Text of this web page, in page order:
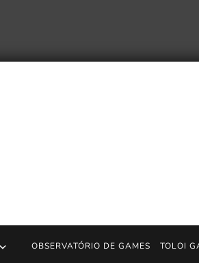
OBSERVATÓRIO DE GAMES TOLOI